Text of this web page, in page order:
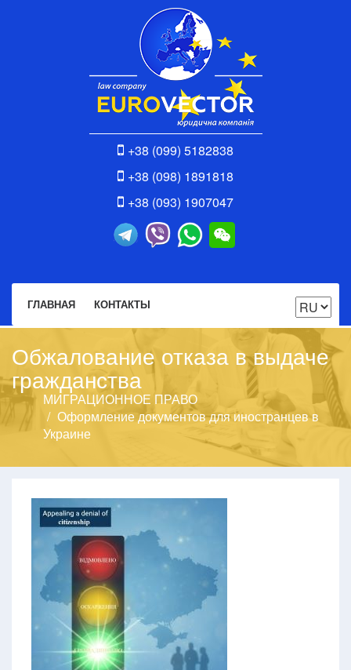
+38 (099) 5182838
+38 (098) 1891818
+38 (093) 1907047
ГЛАВНАЯ КОНТАКТЫ
Обжалование отказа в выдаче
гражданства
МИГРАЦИОННОЕ ПРАВО
Оформление документов для иностранцев в
Украине